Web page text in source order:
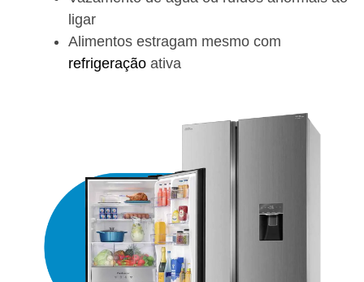
ligar
Alimentos estragam mesmo com
refrigeração ativa